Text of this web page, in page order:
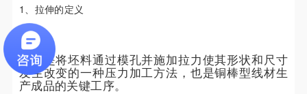
1、拉伸的定义
拉伸是将坯料通过模孔并施加拉力使其形状和尺寸
发生改变的一种压力加工方法，也是铜棒型线材生
产成品的关键工序。